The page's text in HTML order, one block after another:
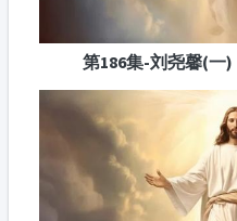
第186集-刘尧馨(一)